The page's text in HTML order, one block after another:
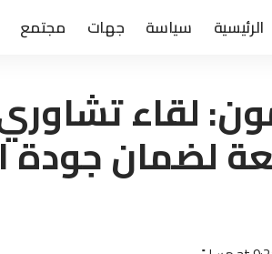
الرئيسية سياسة جهات مجتمع
لقاء
لضمان جودة